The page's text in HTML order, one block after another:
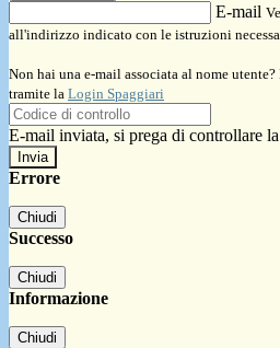
E-mail
all'indirizzo indicato con le istruzioni
Non hai una e-mail associata al nome
tramite la Login Spaggiari
E-mail inviata, si prega di controllare
Errore
Chiudi
Successo
Chiudi
Informazione
Chiudi